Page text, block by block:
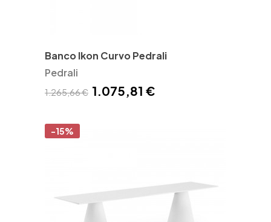
Banco Ikon Curvo Pedrali
Pedrali
1.265,66 € 1.075,81 €
-15%